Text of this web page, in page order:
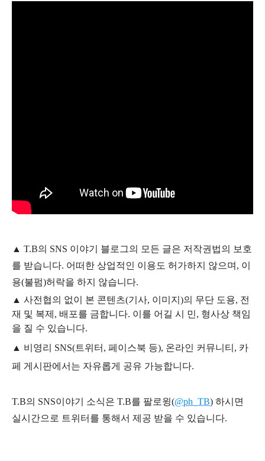
▲ T.B의 SNS 이야기 블로그의 모든 글은 저작권법의 보호
를 받습니다. 어떠한 상업적인 이용도 허가하지 않으며, 이
용(불펌)허락을 하지 않습니다.
▲ 사전협의 없이 본 콘텐츠(기사, 이미지)의 무단 도용, 전
재 및 복제, 배포를 금합니다. 이를 어길 시 민, 형사상 책임
을 질 수 있습니다.
▲ 비영리 SNS(트위터, 페이스북 등), 온라인 커뮤니티, 카
페 게시판에서는 자유롭게 공유 가능합니다.
T.B의 SNS이야기 소식은 T.B를 팔로윙(@ph_TB) 하시면
실시간으로 트위터를 통해서 제공 받을 수 있습니다.